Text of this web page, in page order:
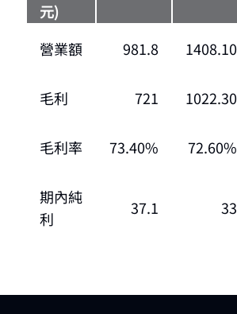
元)
營業額 981.8 1408.10
毛利 721 1022.30
毛利率 73.40% 72.60%
期內純
利
37.1 33